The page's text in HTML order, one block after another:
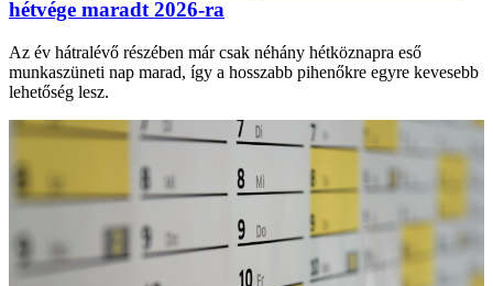
hétvége maradt 2026-ra
Az év hátralévő részében már csak néhány hétköznapra eső
munkaszüneti nap marad, így a hosszabb pihenőkre egyre kevesebb
lehetőség lesz.